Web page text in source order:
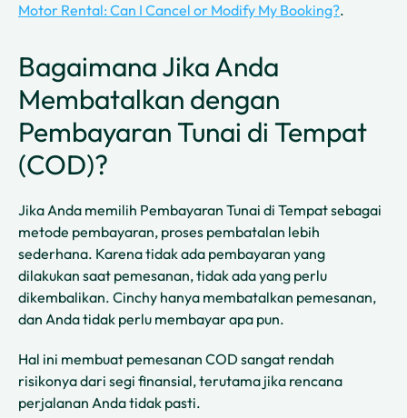
Motor Rental: Can I Cancel or Modify My Booking?.
Bagaimana Jika Anda
Membatalkan dengan
Pembayaran Tunai di Tempat
(COD)?
Jika Anda memilih Pembayaran Tunai di Tempat sebagai
metode pembayaran, proses pembatalan lebih
sederhana. Karena tidak ada pembayaran yang
dilakukan saat pemesanan, tidak ada yang perlu
dikembalikan. Cinchy hanya membatalkan pemesanan,
dan Anda tidak perlu membayar apa pun.
Hal ini membuat pemesanan COD sangat rendah
risikonya dari segi finansial, terutama jika rencana
perjalanan Anda tidak pasti.